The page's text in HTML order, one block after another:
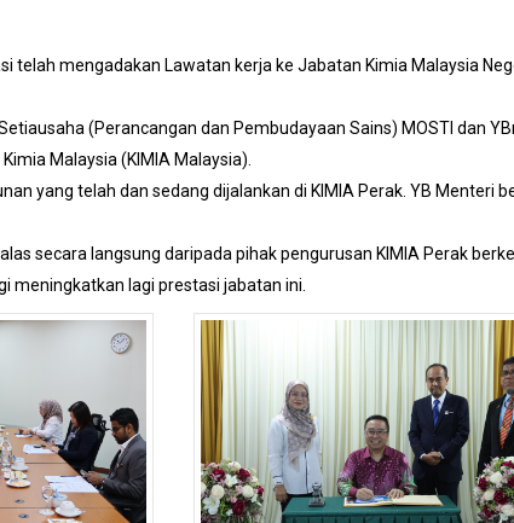
telah mengadakan Lawatan kerja ke Jabatan Kimia Malaysia
(Perancangan dan Pembudayaan Sains) MOSTI dan
Malaysia (KIMIA Malaysia).
yang telah dan sedang dijalankan di KIMIA Perak. YB Menteri
secara langsung daripada pihak pengurusan KIMIA Perak
meningkatkan lagi prestasi jabatan ini.